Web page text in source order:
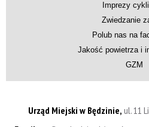
Imprezy
Zwiedzanie
Polub nas na
Jakość powietrza i
GZM
Urząd Miejski w Będzinie, ul. 11